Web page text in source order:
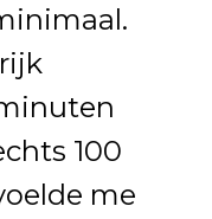
100
me